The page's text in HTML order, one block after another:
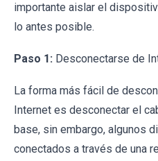
importante aislar el
lo antes posible.
Paso 1: Desconectarse de
La forma más fácil de
Internet es desconectar el
base, sin embargo, algunos
conectados a través de una